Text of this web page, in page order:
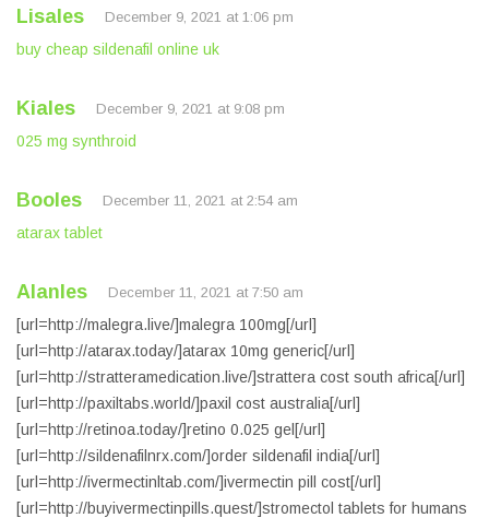
Lisales December 9, 2021 at 1:06 pm
buy cheap sildenafil online uk
Kiales December 9, 2021 at 9:08 pm
025 mg synthroid
Booles December 11, 2021 at 2:54 am
atarax tablet
Alanles December 11, 2021 at 7:50 am
[url=http://malegra.live/]malegra 100mg[/url]
[url=http://atarax.today/]atarax 10mg generic[/url]
[url=http://stratteramedication.live/]strattera cost south africa[/url]
[url=http://paxiltabs.world/]paxil cost australia[/url]
[url=http://retinoa.today/]retino 0.025 gel[/url]
[url=http://sildenafilnrx.com/]order sildenafil india[/url]
[url=http://ivermectinltab.com/]ivermectin pill cost[/url]
[url=http://buyivermectinpills.quest/]stromectol tablets for humans